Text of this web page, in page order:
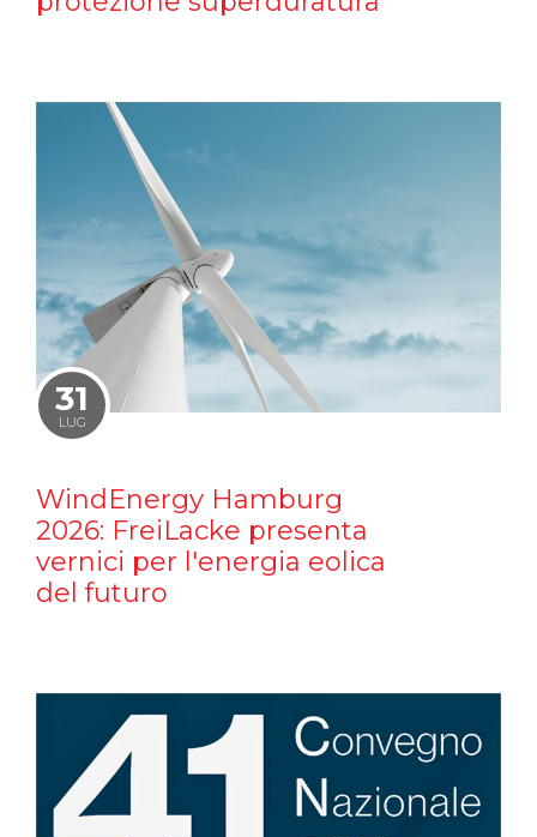
31
LUG
WindEnergy Hamburg
2026: FreiLacke presenta
vernici per l'energia eolica
del futuro